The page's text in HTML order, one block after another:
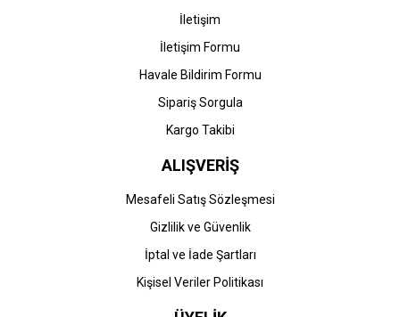
İletişim
İletişim Formu
Havale Bildirim Formu
Sipariş Sorgula
Kargo Takibi
ALIŞVERİŞ
Mesafeli Satış Sözleşmesi
Gizlilik ve Güvenlik
İptal ve İade Şartları
Kişisel Veriler Politikası